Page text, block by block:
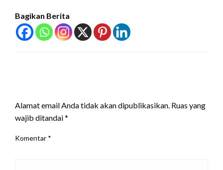
Bagikan Berita
Alamat email Anda tidak akan dipublikasikan. Ruas yang
wajib ditandai*
Komentar *